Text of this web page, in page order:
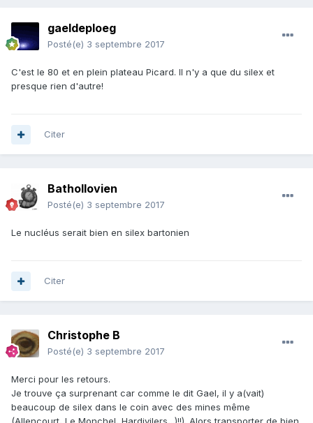
gaeldeploeg
Posté(e) 3 septembre 2017
C'est le 80 et en plein plateau Picard. Il n'y a que du silex et
presque rien d'autre!
Citer
Bathollovien
Posté(e) 3 septembre 2017
Le nucléus serait bien en silex bartonien
Citer
Christophe B
Posté(e) 3 septembre 2017
Merci pour les retours.
Je trouve ça surprenant car comme le dit Gael, il y a(vait)
beaucoup de silex dans le coin avec des mines même